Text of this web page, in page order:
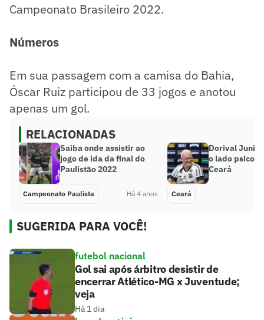
Campeonato Brasileiro 2022.
Números
Em sua passagem com a camisa do Bahia,
Óscar Ruiz participou de 33 jogos e anotou
apenas um gol.
RELACIONADAS
Saiba onde assistir ao
jogo de ida da final do
Paulistão 2022
Campeonato Paulista Há 4 anos
Dorival
o lado
Ceará
Ceará
SUGERIDA PARA VOCÊ!
futebol nacional
Gol sai após árbitro desistir de
encerrar Atlético-MG x Juventude;
veja
Há 1 dia